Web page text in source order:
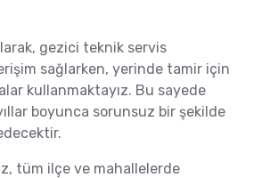
gezici teknik servis
erişim sağlarken, yerinde tamir için
kullanmaktayız. Bu sayede
boyunca sorunsuz bir şekilde
tüm ilçe ve mahallelerde